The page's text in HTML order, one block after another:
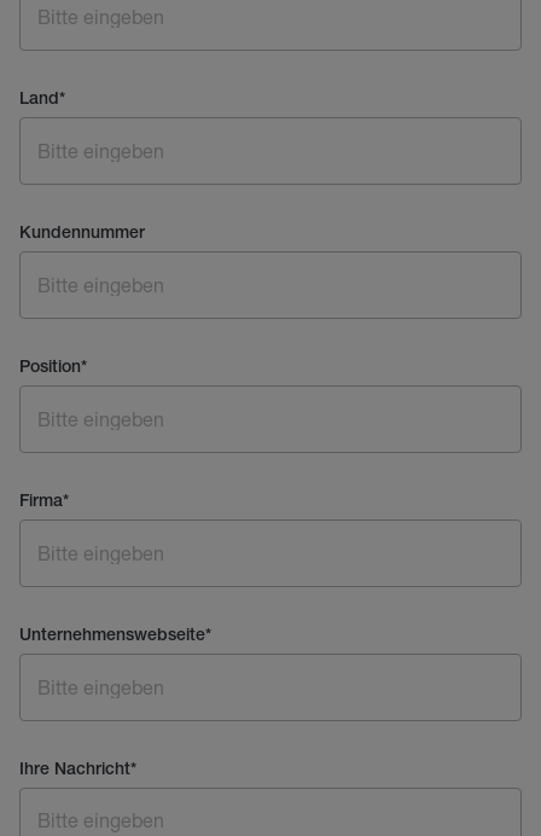
Land*
Kundennummer
Position*
Firma*
Unternehmenswebseite*
Ihre Nachricht*